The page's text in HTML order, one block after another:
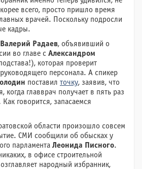
всего, просто пришло время
врачей. Поскольку подросли
кадры.
Валерий Радаев, объявивший о
во главе с Александром
которая проверит
персонала. А спикер
поставил точку, заявив, что
когда главврач получает в пять раз
говорится, запасаемся
области произошло совсем
СМИ сообщили об обысках у
парламента Леонида Писного.
в офисе строительной
народный избранник,